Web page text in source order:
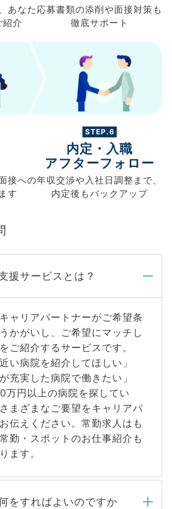
あなた
紹介
応募書類の添削や面接対策も
徹底サポート
接への
す
STEP.6
内定・入職
アフターフォロー
年収交渉や入社日調整まで、
内定後もバックアップ
援サービスとは？
ャリアパートナーがご希望条
かがいし、ご希望にマッチし
ご紹介するサービスです。
い病院を紹介してほしい」
充実した病院で働きたい」
万円以上の病院を探してい
まざまなご要望をキャリアパ
伝えください。常勤求人はも
勤・スポットのお仕事紹介も
ます。
をすればよいのですか